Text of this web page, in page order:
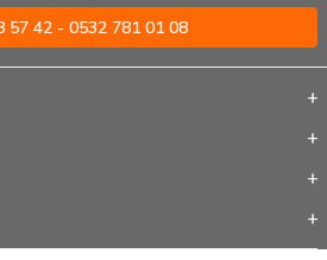
57 42 - 0532 781 01 08